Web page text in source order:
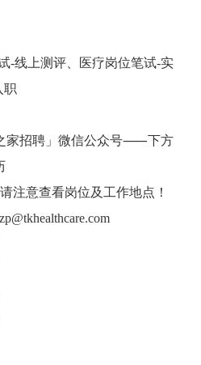
-线上测评、医疗岗位笔试-实
职
家招聘」微信公众号⸺下⽅
注意查看岗位及⼯作地点！